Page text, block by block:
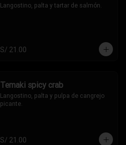
Langostino, palta y tartar de salmón.
S/ 21.00
Temaki spicy crab
Langostino, palta y pulpa de cangrejo
picante.
S/ 21.00